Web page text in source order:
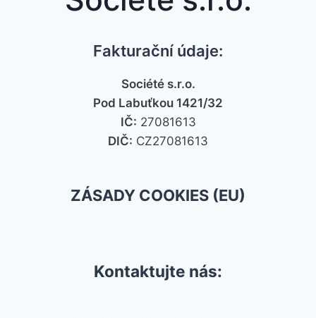
Fakturační údaje:
Société s.r.o.
Pod Labuťkou 1421/32
IČ: 27081613
DIČ: CZ27081613
ZÁSADY COOKIES (EU)
Kontaktujte nás: